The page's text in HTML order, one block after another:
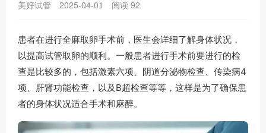
美好试管 2025-04-01 阅读 92
患者在进行全麻取卵手术前，医生会详细了解身体状况，
以提高试管取卵的顺利。一般患者进行手术前要进行的检
查是比较多的，包括激素六项、阴道分泌物检查、传染病4
项、肝肾功能检查，以及B超检查等等，这样是为了确保患
者的身体状况适合手术和麻醉。